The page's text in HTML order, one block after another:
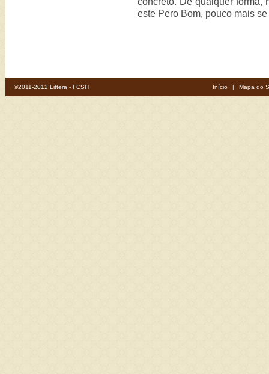
este Pero Bom, pouco mais
©2011-2012 Littera - FCSH Início | Mapa do